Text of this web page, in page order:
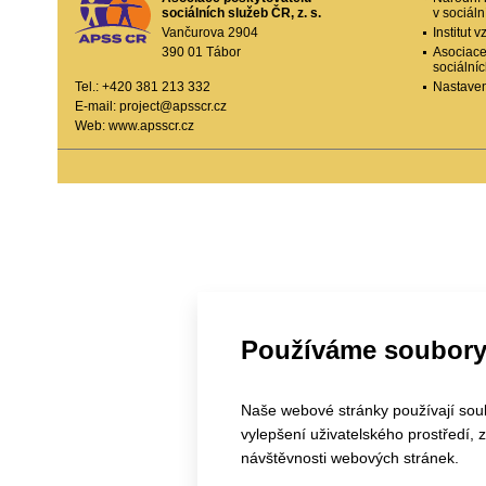
Používáme
Naše webové stránky používají
vylepšení uživatelského prostředí,
návštěvnosti webových stránek.
sociálních služeb ČR, z. s.
Vančurova 2904
390 01 Tábor
Tel.: +420 381 213 332
E-mail: project@apsscr.cz
Web: www.apsscr.cz
v
Institut